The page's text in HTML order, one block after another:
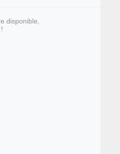
disponible,